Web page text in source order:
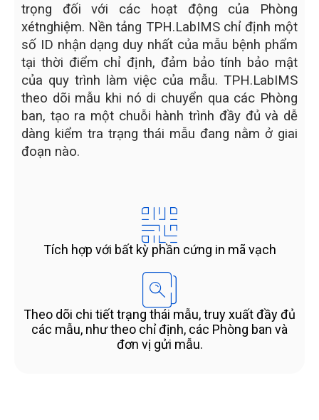
trọng đối với các hoạt động của Phòng
xétnghiệm. Nền tảng TPH.LabIMS chỉ định một
số ID nhận dạng duy nhất của mẫu bệnh phẩm
tại thời điểm chỉ định, đảm bảo tính bảo mật
của quy trình làm việc của mẫu. TPH.LabIMS
theo dõi mẫu khi nó di chuyển qua các Phòng
ban, tạo ra một chuỗi hành trình đầy đủ và dễ
dàng kiểm tra trạng thái mẫu đang nằm ở giai
đoạn nào.
Tích hợp với bất kỳ phần cứng in mã vạch
Theo dõi chi tiết trạng thái mẫu, truy xuất đầy đủ
các mẫu, như theo chỉ định, các Phòng ban và
đơn vị gửi mẫu.